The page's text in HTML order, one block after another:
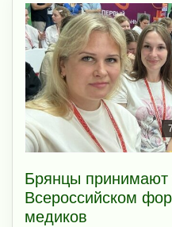
Брянцы принимают
Всероссийском
медиков